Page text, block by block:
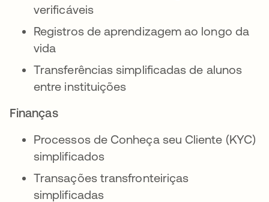
verificáveis
Registros de aprendizagem ao longo da
vida
Transferências simplificadas de alunos
entre instituições
Finanças
Processos de Conheça seu Cliente (KYC)
simplificados
Transações transfronteiriças
simplificadas